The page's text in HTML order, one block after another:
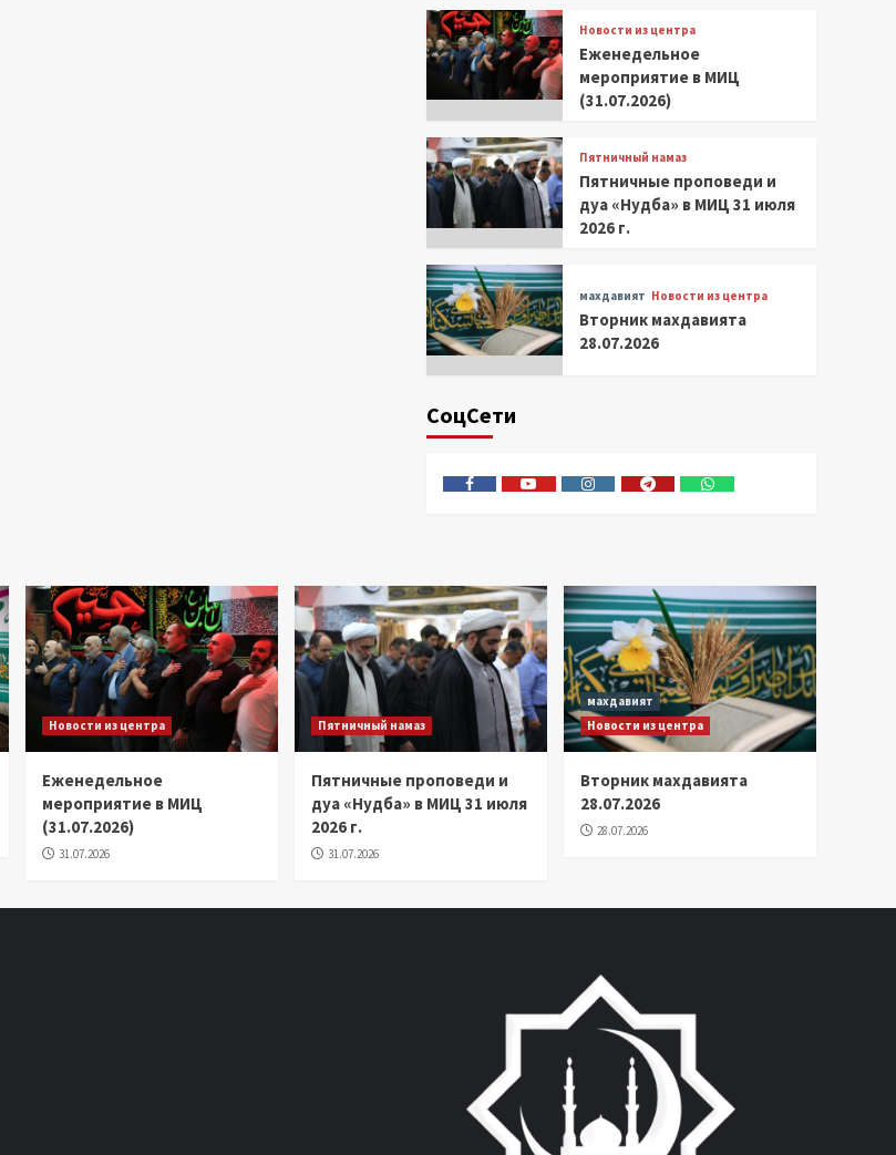
Новости из центра
Еженедельное
мероприятие в МИЦ
(31.07.2026)
Пятничный намаз
Пятничные проповеди и
дуа «Нудба» в МИЦ 31 июля
2026 г.
махдавият Новости из центра
Вторник махдавията
28.07.2026
СоцСети
FacebookYoutubeInstagramTelegramWhatsapp
Новости из центра
Еженедельное
мероприятие в МИЦ
(31.07.2026)
31.07.2026
Пятничный намаз
Пятничные проповеди и
дуа «Нудба» в МИЦ 31 июля
2026 г.
31.07.2026
махдавият
Новости из центра
Вторник махдавията
28.07.2026
28.07.2026